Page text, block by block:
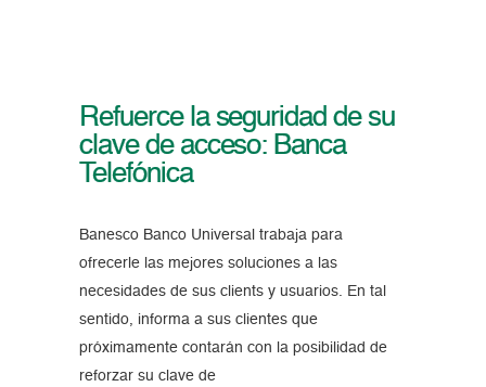
Refuerce la seguridad de su
clave de acceso: Banca
Telefónica
Banesco Banco Universal trabaja para
ofrecerle las mejores soluciones a las
necesidades de sus clients y usuarios. En tal
sentido, informa a sus clientes que
próximamente contarán con la posibilidad de
reforzar su clave de